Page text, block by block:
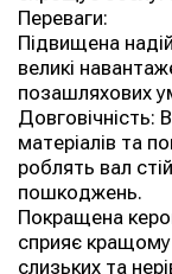
Переваги:
Підвищена
великі
позашляхових
Довговічність:
матеріалів та
роблять вал
пошкоджень.
Покращена
сприяє
слизьких та